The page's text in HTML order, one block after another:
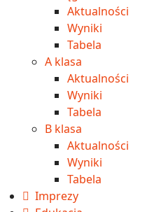
Aktualności
Wyniki
Tabela
A klasa
Aktualności
Wyniki
Tabela
B klasa
Aktualności
Wyniki
Tabela
Imprezy